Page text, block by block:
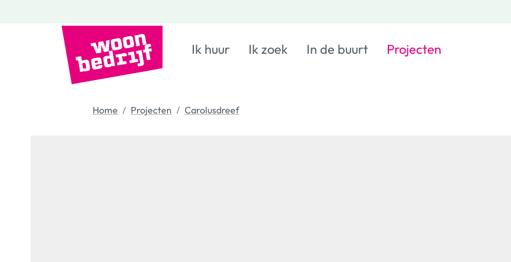
Ik huur Ik zoek In de buurt Projecten
Home Projecten Carolusdreef